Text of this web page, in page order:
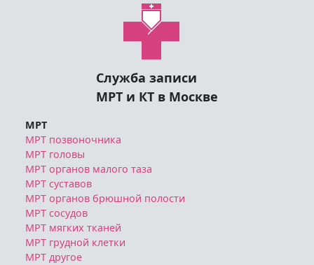
Служба записи
МРТ и КТ в Москве
МРТ
МРТ позвоночника
МРТ головы
МРТ органов малого таза
МРТ суставов
МРТ органов брюшной полости
МРТ сосудов
МРТ мягких тканей
МРТ грудной клетки
МРТ другое